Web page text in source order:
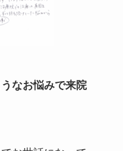
なお悩みで来院